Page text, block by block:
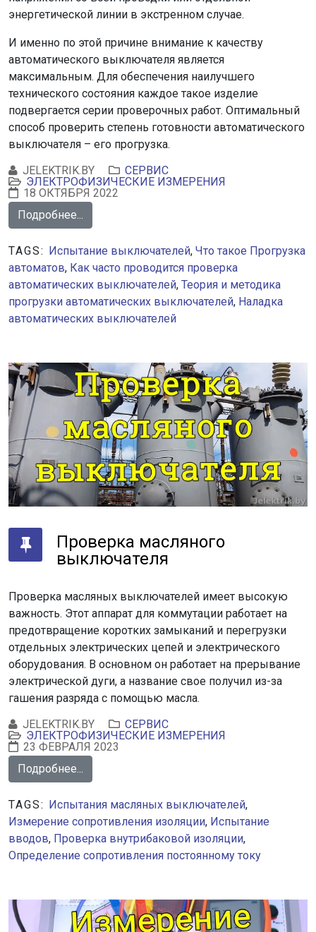
энергетической линии в экстренном случае.
И именно по этой причине внимание к качеству
автоматического выключателя является
максимальным. Для обеспечения наилучшего
технического состояния каждое такое изделие
подвергается серии проверочных работ. Оптимальный
способ проверить степень готовности автоматического
выключателя – его прогрузка.
JELEKTRIK.BY
СЕРВИС
ЭЛЕКТРОФИЗИЧЕСКИЕ ИЗМЕРЕНИЯ
18 ОКТЯБРЯ 2022
Подробнее...
TAGS: Испытание выключателей, Что такое Прогрузка
автоматов, Как часто проводится проверка
автоматических выключателей, Теория и методика
прогрузки автоматических выключателей, Наладка
автоматических выключателей
Проверка масляного
выключателя
Проверка масляных выключателей имеет высокую
важность. Этот аппарат для коммутации работает на
предотвращение коротких замыканий и перегрузки
отдельных электрических цепей и электрического
оборудования. В основном он работает на прерывание
электрической дуги, а название свое получил из-за
гашения разряда с помощью масла.
JELEKTRIK.BY
СЕРВИС
ЭЛЕКТРОФИЗИЧЕСКИЕ ИЗМЕРЕНИЯ
23 ФЕВРАЛЯ 2023
Подробнее...
TAGS: Испытания масляных выключателей,
Измерение сопротивления изоляции, Испытание
вводов, Проверка внутрибаковой изоляции,
Определение сопротивления постоянному току